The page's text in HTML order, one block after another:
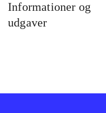
Informationer og
udgaver